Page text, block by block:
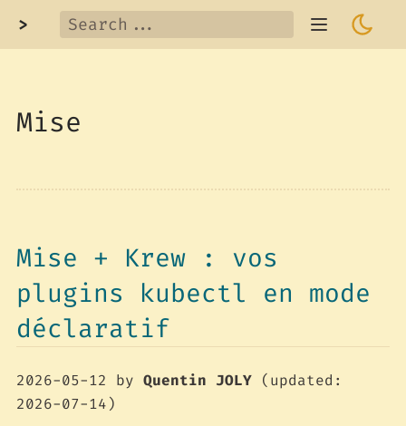
>
Mise
Mise + Krew : vos
plugins kubectl en mode
déclaratif
2026-05-12 by Quentin JOLY(updated:
2026-07-14)